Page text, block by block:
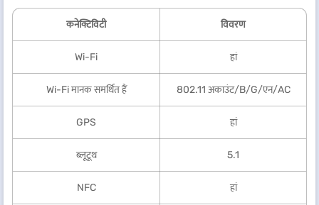
कनेक्टिविटी विवरण
Wi-Fi हां
Wi-Fi मानक समर्थित हैं 802.11 अकाउंट/B/G/एन/AC
GPS हां
ब्लूटूथ 5.1
NFC हां